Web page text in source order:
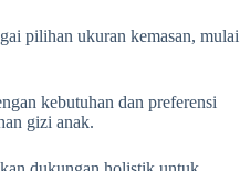
pilihan ukuran kemasan, mulai
kebutuhan dan preferensi
gizi anak.